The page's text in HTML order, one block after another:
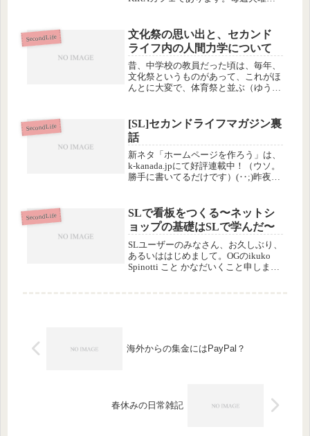
週は火曜日の「「人はなぜ形のないも
のを買うのか」読書会増刊号」と、水
曜の...
SecondLife
文化祭の思い出と、セカンド
ライフ内の人間力学について
昔、中学校の教員だった頃は、毎年、
文化祭というものがあって、これがほ
んとに大変で、体育祭と並ぶ（ゆうう
校では、体育館に全員が入りきれない
ため、ステージ発表と展示見学に分け
て...
SecondLife
[SL]セカンドライフマガジン裏
話
新ネタ「ホームページを作ろう」は、
k-kanada.jpにて好評連載中！（ウソ。
勝手に書いてるだけです）(‥;)昨夜は
は「セカンドライフマガジンと出...
SecondLife
SLで看板をつくる〜ネットシ
ョップの基礎はSLで学んだ〜
SLユーザーのみなさん、お久しぶり、
あるいははじめまして。OGのikuko
Spinotti こと かなだいくこと申しま
海外からの集金にはPayPal？
春休みの日常雑記